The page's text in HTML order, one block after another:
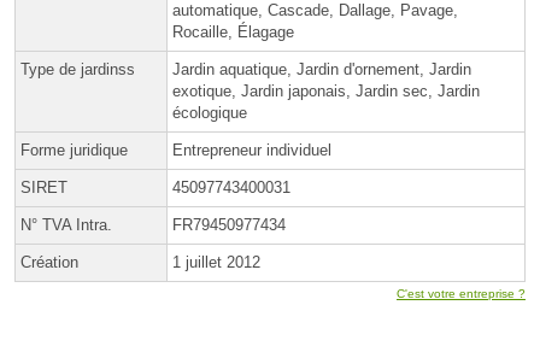
automatique, Cascade, Dallage, Pavage,
Rocaille, Élagage
Type de jardinss
Jardin aquatique, Jardin d'ornement, Jardin
exotique, Jardin japonais, Jardin sec, Jardin
écologique
Forme juridique Entrepreneur individuel
SIRET 45097743400031
N° TVA Intra. FR79450977434
Création 1 juillet 2012
C'est votre entreprise ?